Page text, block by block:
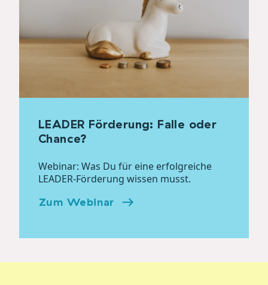
LEADER Förderung: Falle oder
Chance?
Webinar: Was Du für eine erfolgreiche
LEADER-Förderung wissen musst.
Zum Webinar